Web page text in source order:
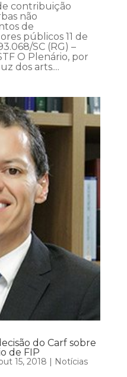
contribuição
não
de
públicos 11 de
SC (RG) –
O Plenário, por
dos arts....
do Carf sobre
de FIP
15, 2018 | Notícias